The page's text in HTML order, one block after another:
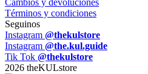
Cambios y devoluciones
Términos y condiciones
Seguinos
Instagram @thekulstore
Instagram @the.kul.guide
Tik Tok @thekulstore
2026 theKULstore